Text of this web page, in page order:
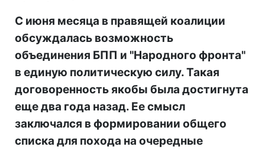
С июня месяца в правящей коалиции
обсуждалась возможность
объединения БПП и "Народного фронта"
в единую политическую силу. Такая
договоренность якобы была достигнута
еще два года назад. Ее смысл
заключался в формировании общего
списка для похода на очередные